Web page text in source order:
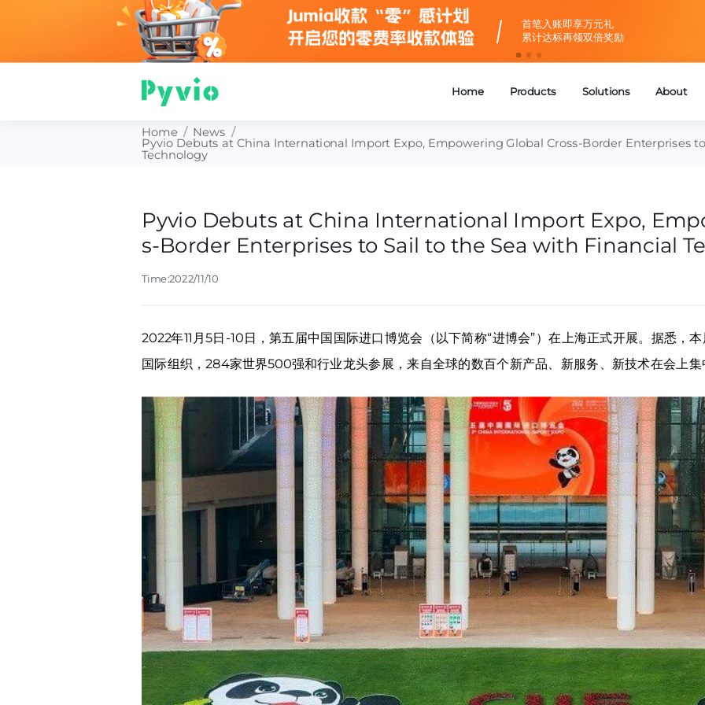
截止2027年1月14日 寻找湃伙伴——
赋能生态伙伴，共创增长新篇章
Home / News /
Pyvio Debuts at China International Import Expo, Empowering Global Cross-Border Enterprises
Technology
Pyvio Debuts at China International Import Expo,
s-Border Enterprises to Sail to the Sea with Financial
Time:2022/11/10
2022年11月5日-10日，第五届中国国际进口博览会（以下简称“进博会”）在上海正式开展。据悉，
国际组织，284家世界500强和行业龙头参展，来自全球的数百个新产品、新服务、新技术在会上